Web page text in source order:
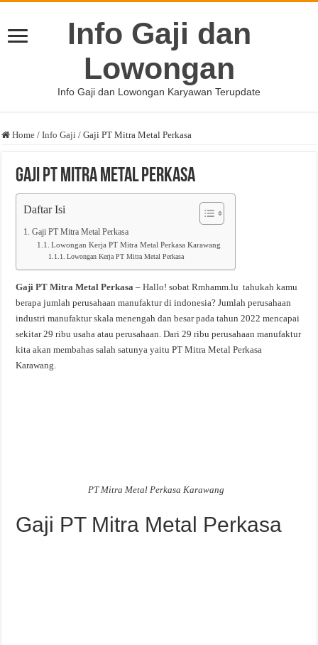
Info Gaji dan
Lowongan
Info Gaji dan Lowongan Karyawan Terupdate
Home / Info Gaji / Gaji PT Mitra Metal Perkasa
Gaji PT Mitra Metal Perkasa
Daftar Isi
Gaji PT Mitra Metal Perkasa
Lowongan Kerja PT Mitra Metal Perkasa Karawang
Lowongan Kerja PT Mitra Metal Perkasa
Gaji PT Mitra Metal Perkasa – Hallo! sobat Rmhamm.lu tahukah kamu
berapa jumlah perusahaan manufaktur di indonesia? Jumlah perusahaan
industri manufaktur skala menengah dan besar pada tahun 2022 mencapai
sekitar 29 ribu usaha atau perusahaan. Dari 29 ribu perusahaan manufaktur
kita akan membahas salah satunya yaitu PT Mitra Metal Perkasa
Karawang.
PT Mitra Metal Perkasa Karawang
Gaji PT Mitra Metal Perkasa